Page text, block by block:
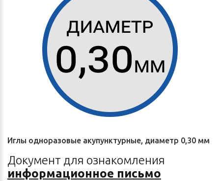
Иглы одноразовые акупунктурные, диаметр 0,30 мм
Документ для ознакомления
информационное письмо